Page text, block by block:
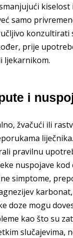
samo
prije
ljekarnikom.
i
žvačući ili
pravilnu
nuspojave
simptome,
doze mogu
kao što su
slučajevima,